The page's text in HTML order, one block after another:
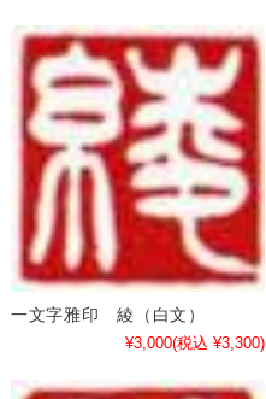
一文字雅印 綾（白文）
¥3,000(税込 ¥3,300)